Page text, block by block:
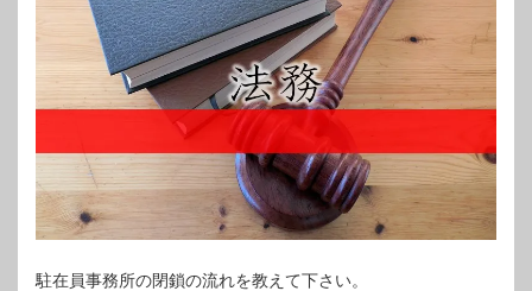
駐在員事務所の閉鎖の流れを教えて下さい。